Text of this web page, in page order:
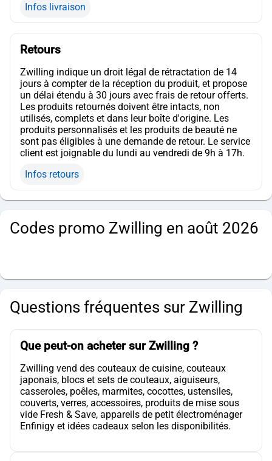
Infos livraison
Retours
Zwilling indique un droit légal de rétractation de 14
jours à compter de la réception du produit, et propose
un délai étendu à 30 jours avec frais de retour offerts.
Les produits retournés doivent être intacts, non
utilisés, complets et dans leur boîte d'origine. Les
produits personnalisés et les produits de beauté ne
sont pas éligibles à une demande de retour. Le service
client est joignable du lundi au vendredi de 9h à 17h.
Infos retours
Codes promo Zwilling en août 2026
Questions fréquentes sur Zwilling
Que peut-on acheter sur Zwilling ?
Zwilling vend des couteaux de cuisine, couteaux
japonais, blocs et sets de couteaux, aiguiseurs,
casseroles, poêles, marmites, cocottes, ustensiles,
couverts, verres, accessoires, produits de mise sous
vide Fresh & Save, appareils de petit électroménager
Enfinigy et idées cadeaux selon les disponibilités.